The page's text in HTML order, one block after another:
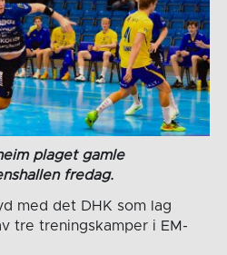
plaget gamle
fredag.
med det DHK som lag
tre treningskamper i EM-